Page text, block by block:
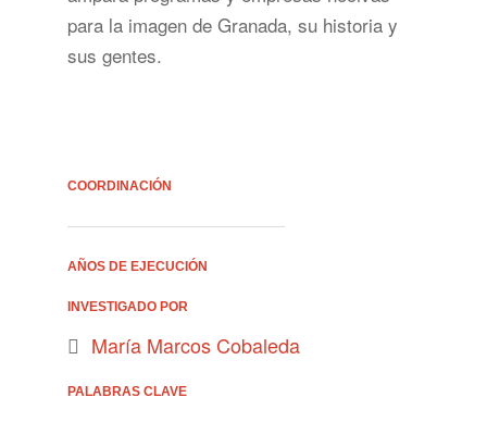
para la imagen de Granada, su historia y
sus gentes.
COORDINACIÓN
AÑOS DE EJECUCIÓN
INVESTIGADO POR
María Marcos Cobaleda
PALABRAS CLAVE